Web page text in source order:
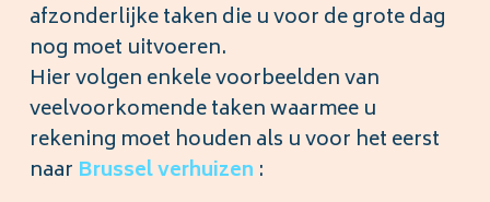
afzonderlijke taken die u voor de grote dag
nog moet uitvoeren.
Hier volgen enkele voorbeelden van
veelvoorkomende taken waarmee u
rekening moet houden als u voor het eerst
naar Brusselverhuizen :